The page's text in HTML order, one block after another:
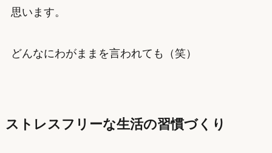
思います。
どんなにわがままを言われても（笑）
ストレスフリーな生活の習慣づくり